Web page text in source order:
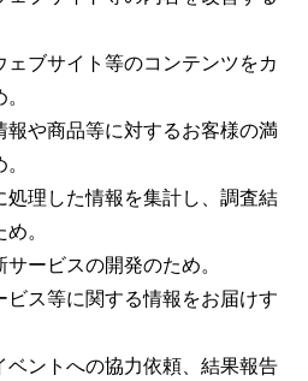
ブサイト等のコンテンツをカ
報や商品等に対するお客様の満
理した情報を集計し、調査結
。
ービスの開発のため。
ス等に関する情報をお届けす
ベントへの協力依頼、結果報告